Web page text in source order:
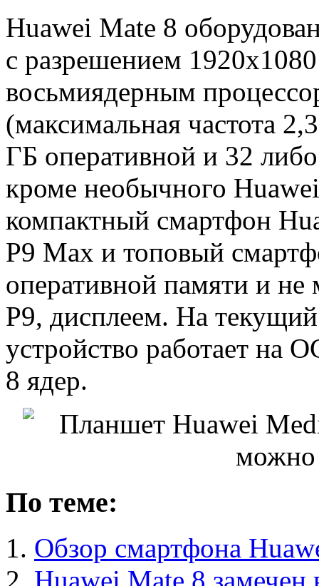
Huawei Mate 8
с разрешением
восьмиядерным
(максимальная частота
ГБ оперативной и 32
кроме необычного
компактный смартфон
P9 Max и топовый
оперативной памяти и
P9, дисплеем. На
устройство работает на
8 ядер.
По теме:
Обзор смартфона